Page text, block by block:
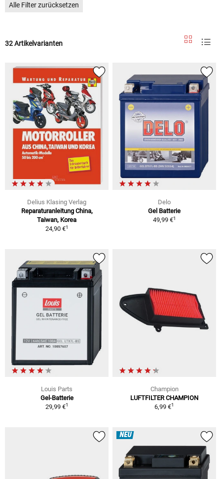
Alle Filter zurücksetzen
32 Artikelvarianten
Delius Klasing Verlag
Reparaturanleitung China,
Taiwan, Korea
24,90 €1
Delo
Gel Batterie
49,99 €1
Louis Parts
Gel-Batterie
29,99 €1
Champion
LUFTFILTER CHAMPION
6,99 €1
NEU